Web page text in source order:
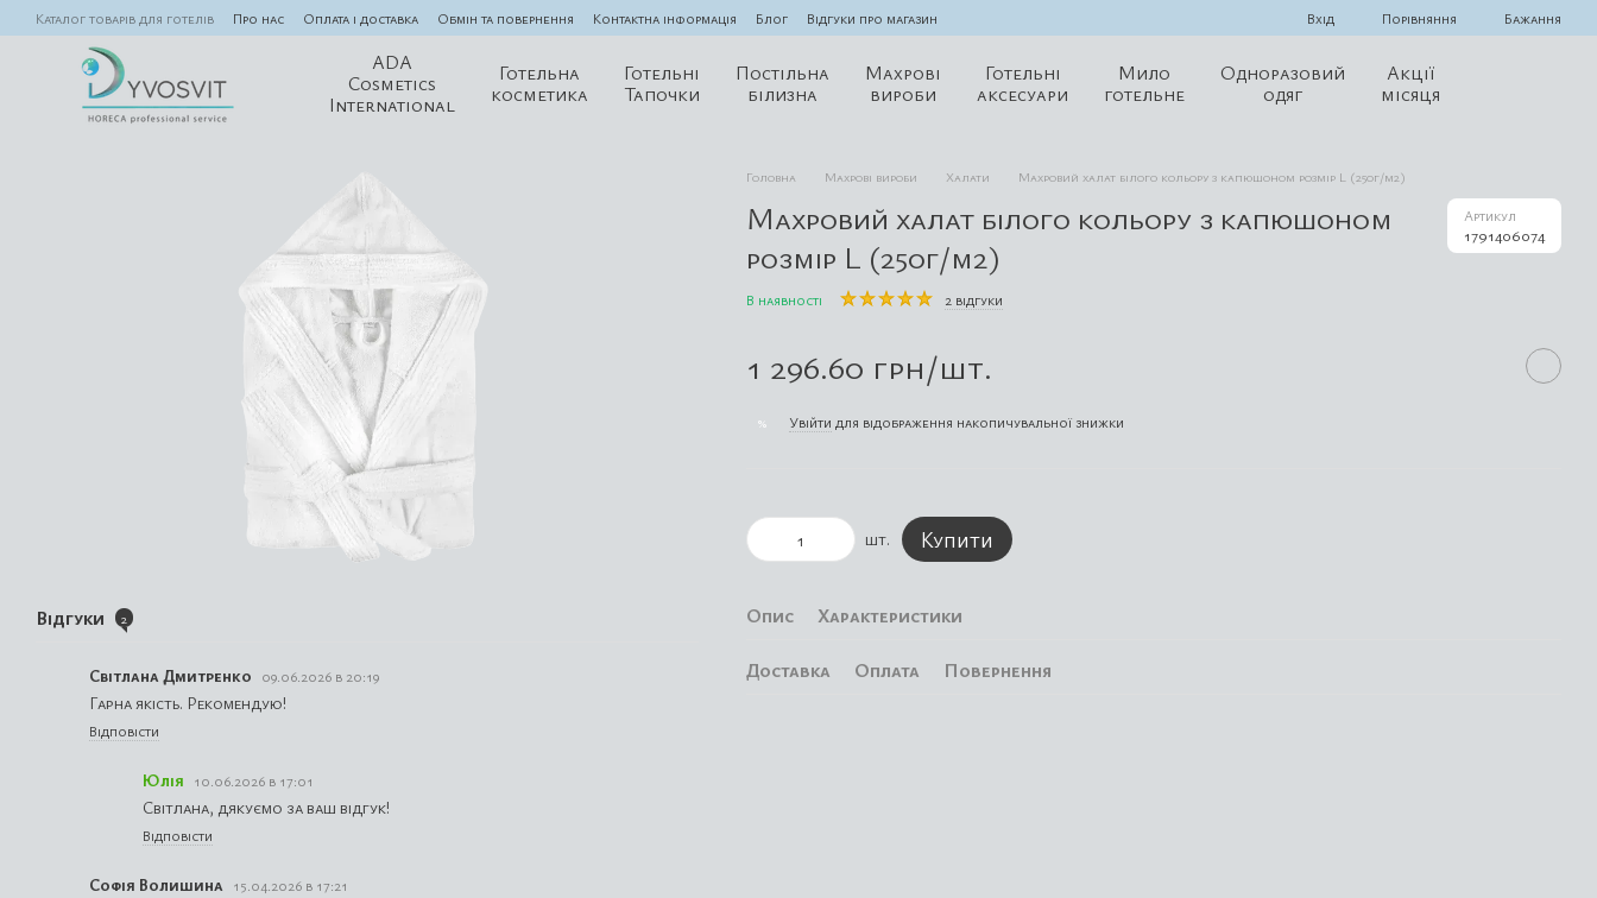
Перейти до основного контенту
Каталог товарів для готелів Про нас Оплата і доставка Обмін та повернення Контактна інформація Блог Відгуки про магазин Вхід Порівняння Бажання
ADA
Cosmetics
International
Готельна
косметика
Готельні
Тапочки
Постільна
білизна
Махрові
вироби
Готельні
аксесуари
Мило
готельне
Одноразовий
одяг
Акції
місяця
Відгуки 2
Світлана Дмитренко 09.06.2026 в 20:19
Гарна якість. Рекомендую!
Відповісти
Юлія 10.06.2026 в 17:01
Світлана, дякуємо за ваш відгук!
Відповісти
Софія Волишина 15.04.2026 в 17:21
Головна Махрові вироби Халати Махровий халат білого кольору з капюшоном розмір L (250г/м2)
Махровий халат білого кольору з капюшоном
розмір L (250г/м2)
Артикул
1791406074
В наявності 2 відгуки
1 296.60 грн/шт.
% Увійти для відображення накопичувальної знижки
шт. Купити
Опис Характеристики
Доставка Оплата Повернення